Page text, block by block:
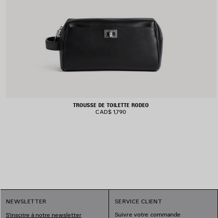
TROUSSE DE TOILETTE RODEO
CAD$ 1,790
NEWSLETTER
S'inscrire à notre newsletter
SERVICE CLIENT
Suivre votre commande